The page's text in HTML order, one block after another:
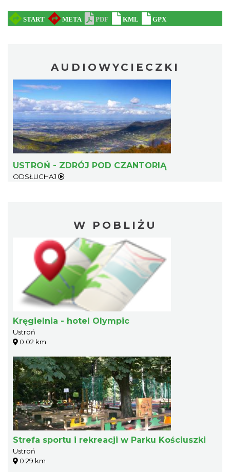
AUDIOWYCIECZKI
USTROŃ - ZDRÓJ POD CZANTORIĄ
ODSŁUCHAJ
W POBLIŻU
Kręgielnia - hotel Olympic
Ustroń
0.02 km
Strefa sportu i rekreacji w Parku Kościuszki
Ustroń
0.29 km